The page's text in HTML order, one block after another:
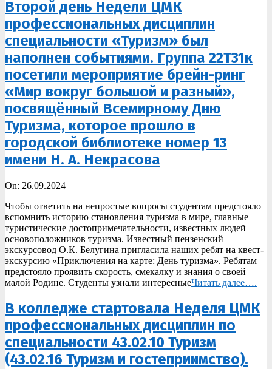
Второй день Недели ЦМК
профессиональных дисциплин
специальности «Туризм» был
наполнен событиями. Группа 22Т31к
посетили мероприятие брейн-ринг
«Мир вокруг большой и разный»,
посвящённый Всемирному Дню
Туризма, которое прошло в
городской библиотеке номер 13
имени Н. А. Некрасова
2024-
26
On: 26.09.2024
Чтобы ответить на непростые вопросы студентам предстояло
вспомнить историю становления туризма в мире, главные
туристические достопримечательности, известных людей —
основоположников туризма. Известный пензенский
экскурсовод О.К. Белугина пригласила наших ребят на квест-
экскурсию «Приключения на карте: День туризма». Ребятам
предстояло проявить скорость, смекалку и знания о своей
малой Родине. Студенты узнали интересныеЧитать далее….
В колледже стартовала Неделя ЦМК
профессиональных дисциплин по
специальности 43.02.10 Туризм
(43.02.16 Туризм и гостеприимство).